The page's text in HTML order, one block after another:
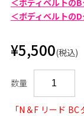
＜ボディベルトの
¥5,500(税込)
数量
「N＆F リード